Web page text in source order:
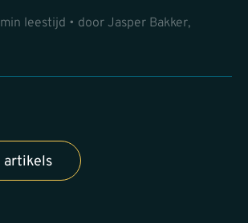
leestijd • door Jasper Bakker,
artikels